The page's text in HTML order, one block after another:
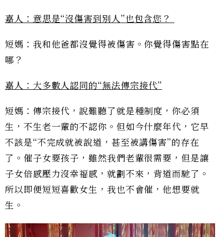
嘉人：意思是“沒傷害到別人”也包含您？
短媽：我和他爸都沒覺得被傷害。你覺得傷害點在
哪？
嘉人：大多數人認同的“無法傳宗接代”
短媽：傳宗接代，說難聽了就是種制度，你必須
生，不生老一輩的不認你。但如今什麼年代，它早
不該是“不完成就被說道，甚至被講傷害”的存在
了。催子女要孩子，雖然我們老輩很需要，但是讓
子女倍感壓力沒幸福感，就劃不來，背道而馳了。
所以即便短短喜歡女生，我也不會催，他想要就
生。